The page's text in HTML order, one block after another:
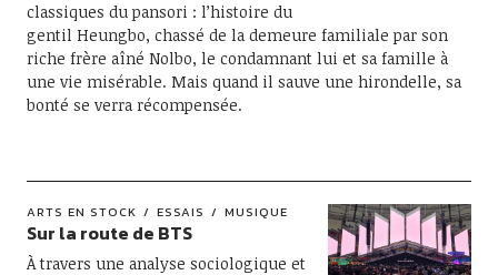
classiques du pansori : l’histoire du
gentil Heungbo, chassé de la demeure familiale par son
riche frère aîné Nolbo, le condamnant lui et sa famille à
une vie misérable. Mais quand il sauve une hirondelle, sa
bonté se verra récompensée.
ARTS EN STOCK ESSAIS MUSIQUE
Sur la route de BTS
À travers une analyse sociologique et